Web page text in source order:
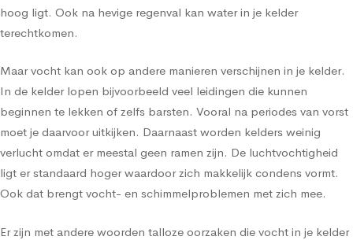
hoog ligt. Ook na hevige regenval kan water in je kelder
terechtkomen.
Maar vocht kan ook op andere manieren verschijnen in je kelder.
In de kelder lopen bijvoorbeeld veel leidingen die kunnen
beginnen te lekken of zelfs barsten. Vooral na periodes van vorst
moet je daarvoor uitkijken. Daarnaast worden kelders weinig
verlucht omdat er meestal geen ramen zijn. De luchtvochtigheid
ligt er standaard hoger waardoor zich makkelijk condens vormt.
Ook dat brengt vocht- en schimmelproblemen met zich mee.
Er zijn met andere woorden talloze oorzaken die vocht in je kelder